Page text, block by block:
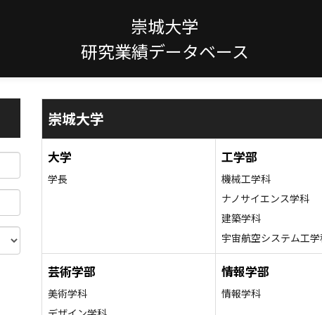
崇城大学
研究業績データベース
崇城大学
大学
学長
工学部
機械工学科
ナノサイエンス学科
建築学科
宇宙航空システム工
芸術学部
美術学科
情報学部
情報学科